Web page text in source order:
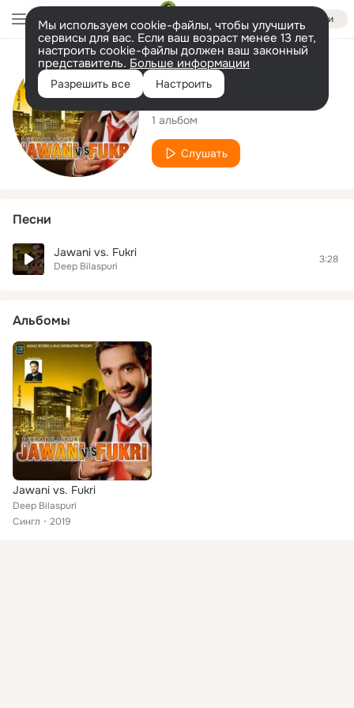
Войти
Мы используем cookie-файлы, чтобы улучшить
сервисы для вас. Если ваш возраст менее 13 лет,
настроить cookie-файлы должен ваш законный
представитель. Больше информации
Разрешить все Настроить
Исполнитель
Deep Bilaspuri
1 альбом
Слушать
Песни
Jawani vs. Fukri
Deep Bilaspuri
3:28
Альбомы
Jawani vs. Fukri
Deep Bilaspuri
Сингл
2019